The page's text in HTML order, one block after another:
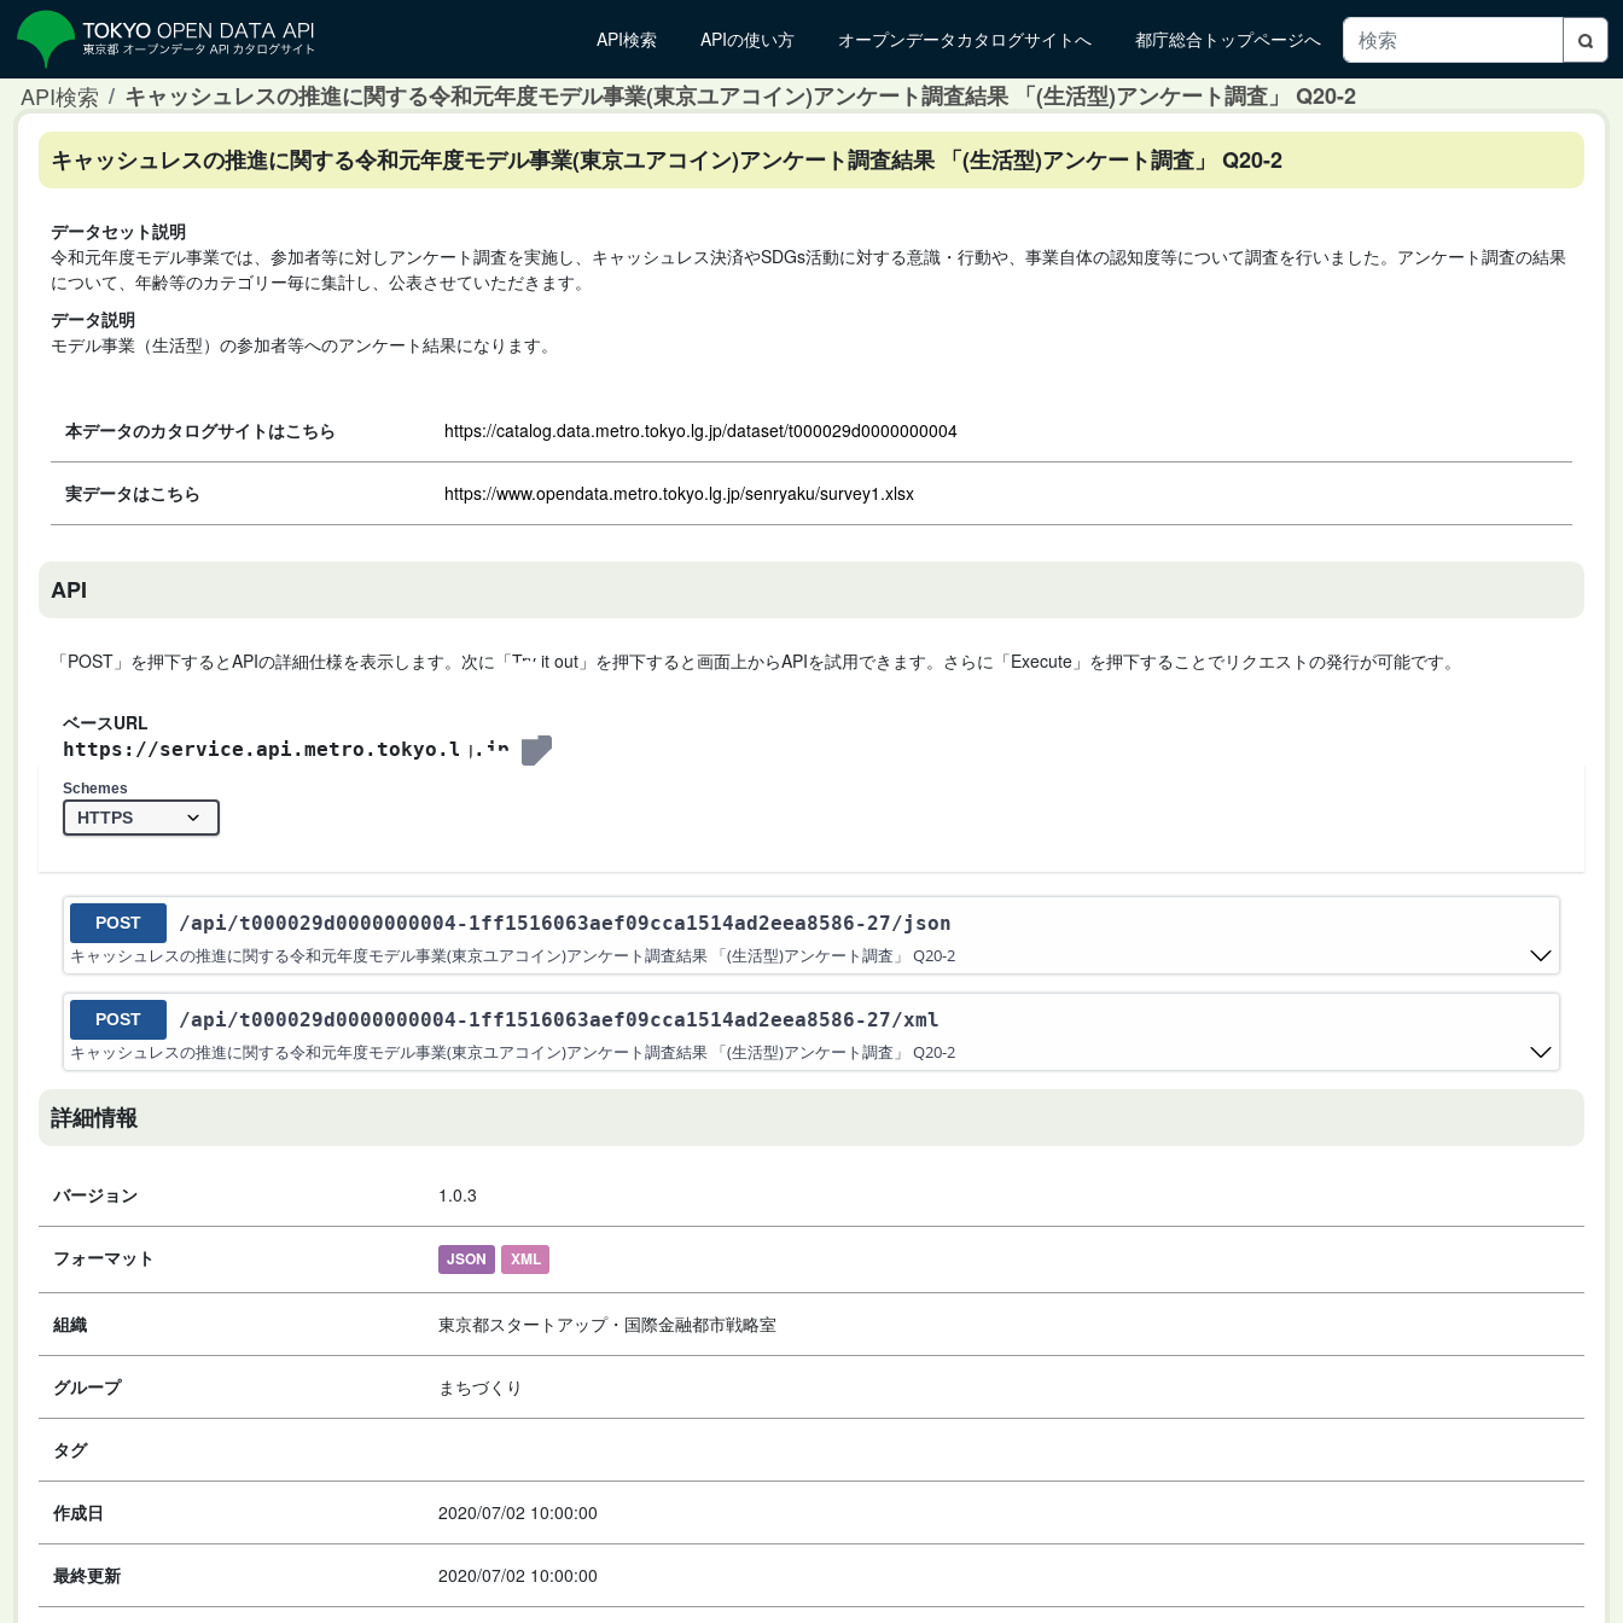
API検索 APIの使い方 オープンデータカタログサイトへ 都庁総合トップページへ
API検索 キャッシュレスの推進に関する令和元年度モデル事業(東京ユアコイン)アンケート調査結果 「(生活型)アンケート調査」 Q20-2
キャッシュレスの推進に関する令和元年度モデル事業(東京ユアコイン)アンケート調査結果 「(生活型)アンケート調査」 Q20-2
データセット説明
令和元年度モデル事業では、参加者等に対しアンケート調査を実施し、キャッシュレス決済やSDGs活動に対する意識・行動や、事業自体の認知度等について調査を行いました。アンケート調査の結果
について、年齢等のカテゴリー毎に集計し、公表させていただきます。
データ説明
モデル事業（生活型）の参加者等へのアンケート結果になります。
本データのカタログサイトはこちら https://catalog.data.metro.tokyo.lg.jp/dataset/t000029d0000000004
実データはこちら https://www.opendata.metro.tokyo.lg.jp/senryaku/survey1.xlsx
API
「POST」を押下するとAPIの詳細仕様を表示します。次に「Try it out」を押下すると画面上からAPIを試用できます。さらに「Execute」を押下することでリクエストの発行が可能です。
ベースURL
https://service.api.metro.tokyo.lg.jp
Schemes
POST /api/t000029d0000000004-1ff1516063aef09cca1514ad2eea8586-27/json
キャッシュレスの推進に関する令和元年度モデル事業(東京ユアコイン)アンケート調査結果 「(生活型)アンケート調査」 Q20-2
POST /api/t000029d0000000004-1ff1516063aef09cca1514ad2eea8586-27/xml
キャッシュレスの推進に関する令和元年度モデル事業(東京ユアコイン)アンケート調査結果 「(生活型)アンケート調査」 Q20-2
詳細情報
バージョン 1.0.3
フォーマット JSON XML
組織 東京都スタートアップ・国際金融都市戦略室
グループ まちづくり
タグ
作成日 2020/07/02 10:00:00
最終更新 2020/07/02 10:00:00